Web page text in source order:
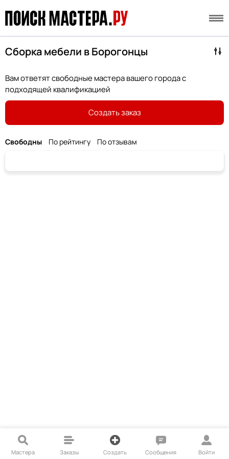
Сборка мебели в Борогонцы
Вам ответят свободные мастера вашего города с
подходящей квалификацией
Создать заказ
Свободны По рейтингу По отзывам
Мастера Заказы Создать Сообщения Войти